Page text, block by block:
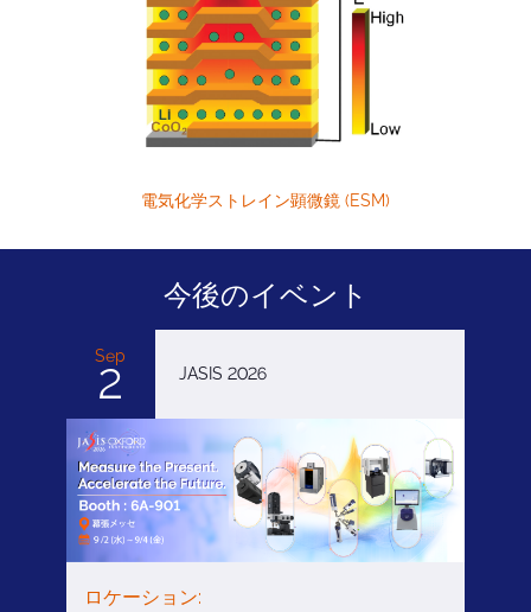
電気化学ストレイン顕微鏡 (ESM)
今後のイベント
Sep
2 JASIS 2026
ロケーション: